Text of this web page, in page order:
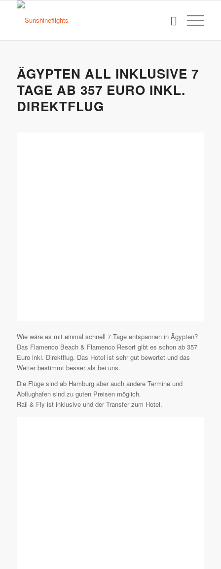
ÄGYPTEN ALL INKLUSIVE 7
TAGE AB 357 EURO INKL.
DIREKTFLUG
Wie wäre es mit einmal schnell 7 Tage entspannen in Ägypten?
Das Flamenco Beach & Flamenco Resort gibt es schon ab 357
Euro inkl. Direktflug. Das Hotel ist sehr gut bewertet und das
Wetter bestimmt besser als bei uns.
Die Flüge sind ab Hamburg aber auch andere Termine und
Abflughafen sind zu guten Preisen möglich.
Rail & Fly ist inklusive und der Transfer zum Hotel.